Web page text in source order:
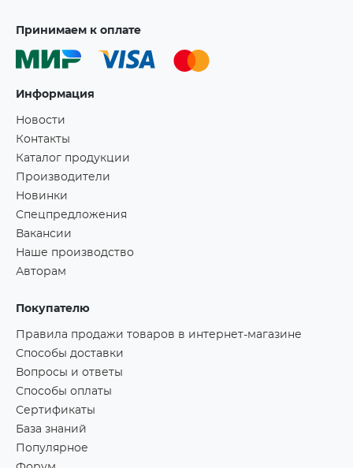
Принимаем к оплате
Информация
Новости
Контакты
Каталог продукции
Производители
Новинки
Спецпредложения
Вакансии
Наше производство
Авторам
Покупателю
Правила продажи товаров в интернет-магазине
Способы доставки
Вопросы и ответы
Способы оплаты
Сертификаты
База знаний
Популярное